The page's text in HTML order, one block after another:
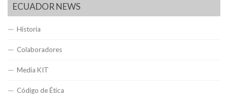
ECUADOR NEWS
Historia
Colaboradores
Media KIT
Código de Ética